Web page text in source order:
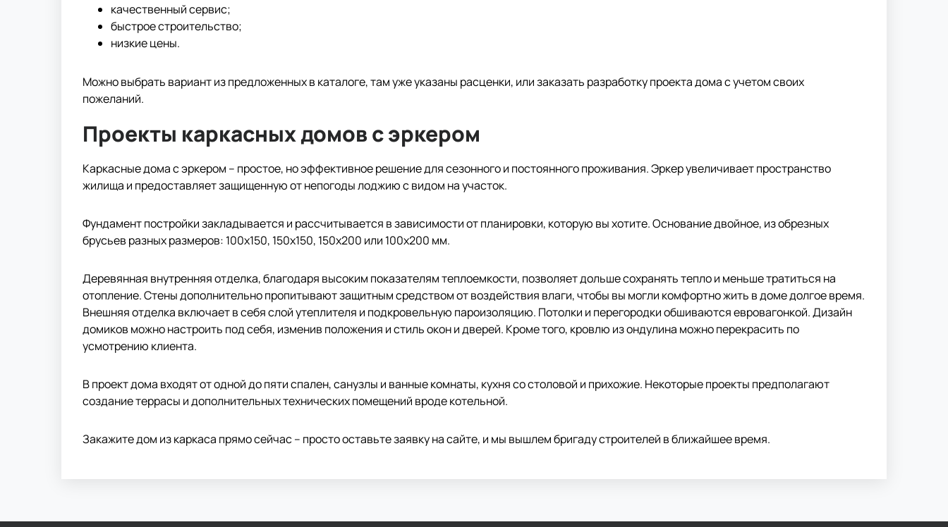
качественный сервис;
быстрое строительство;
низкие цены.
Можно выбрать вариант из предложенных в каталоге, там уже указаны расценки, или заказать разработку проекта дома с учетом своих
пожеланий.
Проекты каркасных домов с эркером
Каркасные дома с эркером – простое, но эффективное решение для сезонного и постоянного проживания. Эркер увеличивает пространство
жилища и предоставляет защищенную от непогоды лоджию с видом на участок.
Фундамент постройки закладывается и рассчитывается в зависимости от планировки, которую вы хотите. Основание двойное, из обрезных
брусьев разных размеров: 100х150, 150х150, 150х200 или 100х200 мм.
Деревянная внутренняя отделка, благодаря высоким показателям теплоемкости, позволяет дольше сохранять тепло и меньше тратиться на
отопление. Стены дополнительно пропитывают защитным средством от воздействия влаги, чтобы вы могли комфортно жить в доме долгое время.
Внешняя отделка включает в себя слой утеплителя и подкровельную пароизоляцию. Потолки и перегородки обшиваются евровагонкой. Дизайн
домиков можно настроить под себя, изменив положения и стиль окон и дверей. Кроме того, кровлю из ондулина можно перекрасить по
усмотрению клиента.
В проект дома входят от одной до пяти спален, санузлы и ванные комнаты, кухня со столовой и прихожие. Некоторые проекты предполагают
создание террасы и дополнительных технических помещений вроде котельной.
Закажите дом из каркаса прямо сейчас – просто оставьте заявку на сайте, и мы вышлем бригаду строителей в ближайшее время.